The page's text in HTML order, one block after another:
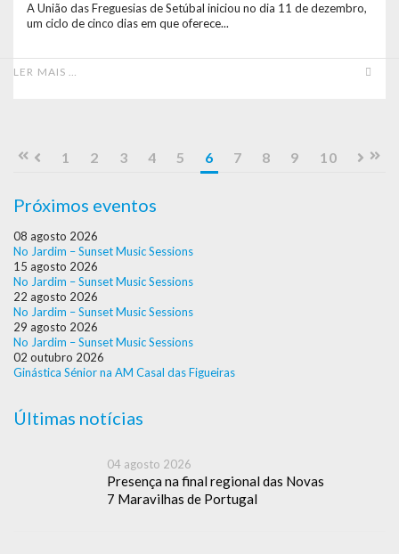
A União das Freguesias de Setúbal iniciou no dia 11 de dezembro,
um ciclo de cinco dias em que oferece...
LER MAIS …
1 2 3 4 5 6 7 8 9 10
Próximos eventos
08 agosto 2026
No Jardim – Sunset Music Sessions
15 agosto 2026
No Jardim – Sunset Music Sessions
22 agosto 2026
No Jardim – Sunset Music Sessions
29 agosto 2026
No Jardim – Sunset Music Sessions
02 outubro 2026
Ginástica Sénior na AM Casal das Figueiras
Últimas notícias
04 agosto 2026
Presença na final regional das Novas
7 Maravilhas de Portugal